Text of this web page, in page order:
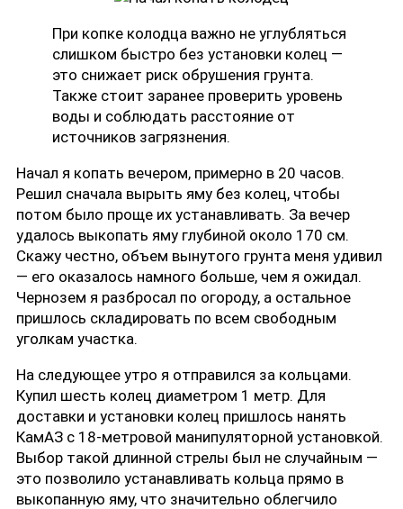
При копке колодца важно не углубляться
слишком быстро без установки колец —
это снижает риск обрушения грунта.
Также стоит заранее проверить уровень
воды и соблюдать расстояние от
источников загрязнения.
Начал я копать вечером, примерно в 20 часов.
Решил сначала вырыть яму без колец, чтобы
потом было проще их устанавливать. За вечер
удалось выкопать яму глубиной около 170 см.
Скажу честно, объем вынутого грунта меня удивил
— его оказалось намного больше, чем я ожидал.
Чернозем я разбросал по огороду, а остальное
пришлось складировать по всем свободным
уголкам участка.
На следующее утро я отправился за кольцами.
Купил шесть колец диаметром 1 метр. Для
доставки и установки колец пришлось нанять
КамАЗ с 18-метровой манипуляторной установкой.
Выбор такой длинной стрелы был не случайным —
это позволило устанавливать кольца прямо в
выкопанную яму, что значительно облегчило